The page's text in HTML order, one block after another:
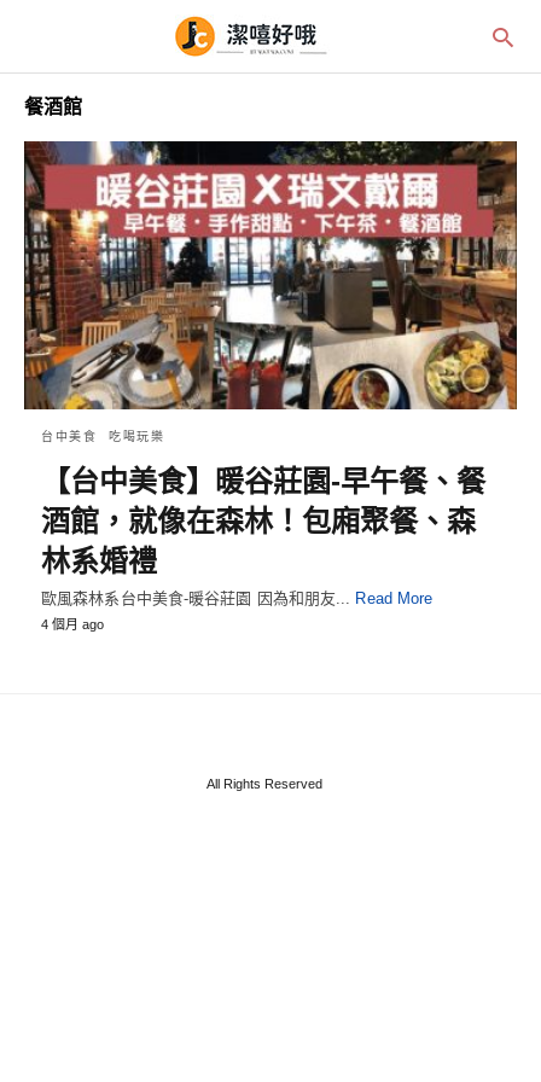
餐酒館
台中美食 吃喝玩樂
【台中美食】暖谷莊園-早午餐、餐
酒館，就像在森林！包廂聚餐、森
林系婚禮
歐風森林系台中美食-暖谷莊園 因為和朋友... Read More
4 個月 ago
All Rights Reserved